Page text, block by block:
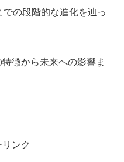
の段階的な進化を辿っ
徴から未来への影響ま
ンク